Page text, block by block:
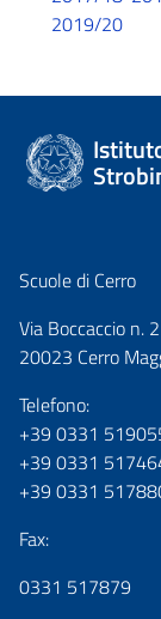
2019/20
Scuole di Cerro
Via Boccaccio n.
20023 Cerro
Telefono:
+39 0331
+39 0331
+39 0331
Fax:
0331 517879